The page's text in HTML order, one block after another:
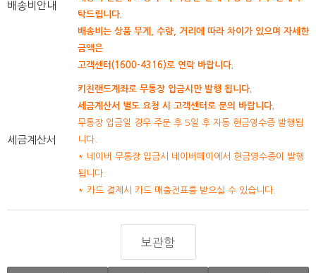
배송비안내
탁드립니다.
배송비는 상품 무게, 수량, 거리에 따라 차이가 있으며 자세한
금액은
고객센터(1600-4316)로 연락 바랍니다.
세금계산서
키친랜드계좌로 무통장 입금시만 발행 됩니다.
세금계산서 별도 요청 시 고객센터로 문의 바랍니다.
무통장 입금일 경우 주문 후 5일 후 자동 현금영수증 발행됩
니다.
* 네이버 무통장 입금시 네이버페이에서 현금영수증이 발행
됩니다.
* 카드 결제시 카드 매출전표를 받으실 수 있습니다.
보관함